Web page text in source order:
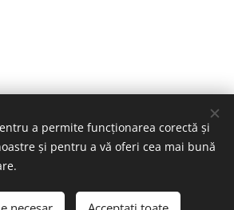
Kalikova 1, 30100, Plzen
a permite funcționarea corectă și
și pentru a vă oferi cea mai bună